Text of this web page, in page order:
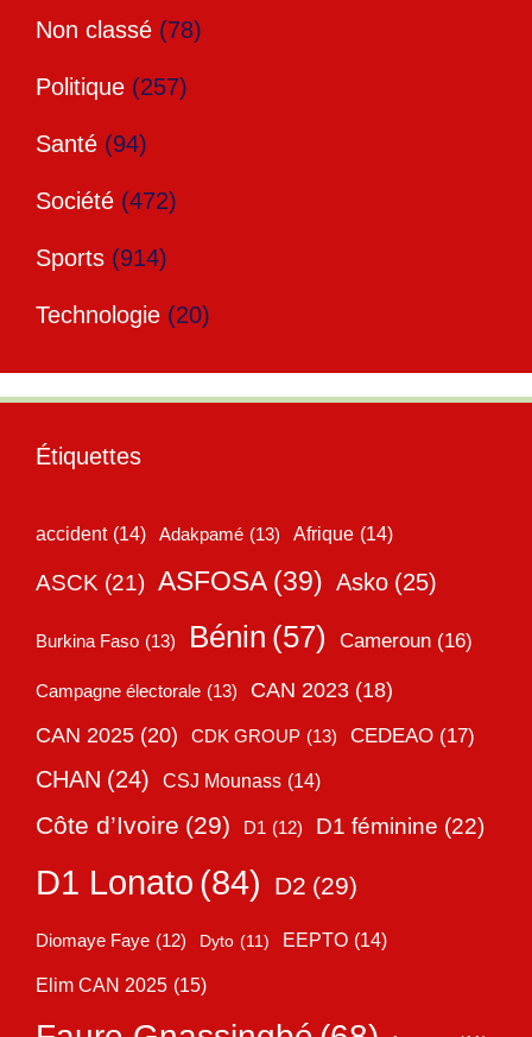
Non classé (78)
Politique (257)
Santé (94)
Société (472)
Sports (914)
Technologie (20)
Étiquettes
accident (14) Adakpamé (13) Afrique (14)
ASCK (21) ASFOSA (39) Asko (25)
Burkina Faso (13) Bénin (57) Cameroun (16)
Campagne électorale (13) CAN 2023 (18)
CAN 2025 (20) CDK GROUP (13) CEDEAO (17)
CHAN (24) CSJ Mounass (14)
Côte d’Ivoire (29) D1 (12) D1 féminine (22)
D1 Lonato (84) D2 (29)
Diomaye Faye (12) Dyto (11) EEPTO (14)
Elim CAN 2025 (15)